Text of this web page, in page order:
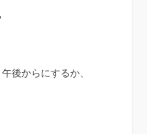
後からにするか、